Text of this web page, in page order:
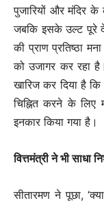
पुजारियों और मंदिर के
जबकि इसके उल्ट पूरे
की प्राण प्रतिष्ठा
को उजागर कर रहा
खारिज कर दिया है कि
चिह्नित करने के लिए
इनकार किया गया है।
वित्तमंत्री ने भी साधा
सीतारमण ने पूछा,